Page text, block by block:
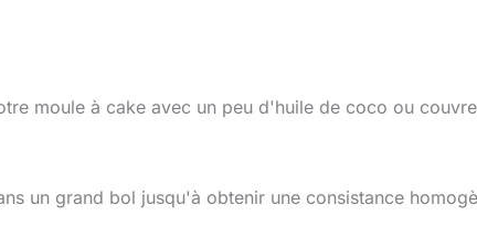
moule à cake avec un peu d'huile de coco ou
un grand bol jusqu'à obtenir une consistance